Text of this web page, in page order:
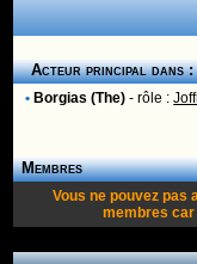
Acteur principal dans :
• Borgias (The) - rôle :
Membres
Vous ne pouvez
membres